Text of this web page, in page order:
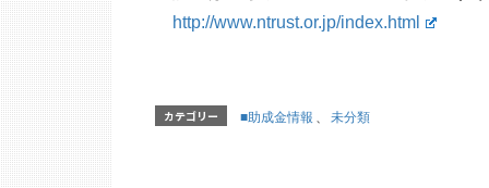
http://www.ntrust.or.jp/index.html
カテゴリー ■助成金情報 、 未分類